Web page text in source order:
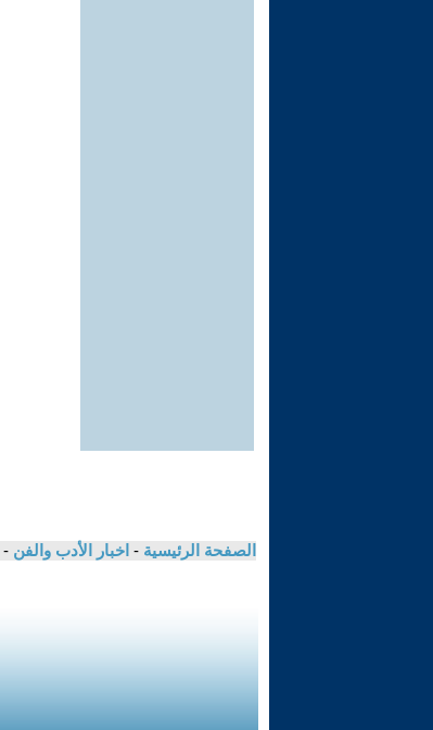
الصفحة الرئيسية - اخبار الأدب والفن -